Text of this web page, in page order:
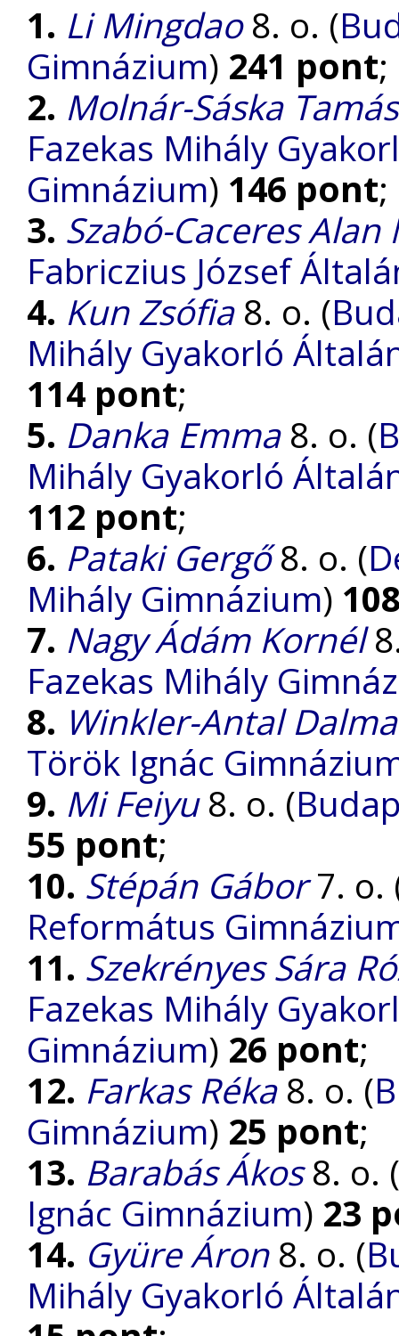
1. Li Mingdao8. o. (
Gimnázium) 241 pont;
2. Molnár-Sáska Tamás
Fazekas Mihály
Gimnázium) 146 pont;
3. Szabó-Caceres
Fabriczius József
4. Kun Zsófia8. o. (
Mihály Gyakorló
114 pont;
5. Danka Emma8. o. (
Mihály Gyakorló
112 pont;
6. Pataki Gergő8. o. (
Mihály Gimnázium)
7. Nagy Ádám Kornél
Fazekas Mihály
8. Winkler-Antal Dalma
Török Ignác
9. Mi Feiyu8. o. (
55 pont;
10. Stépán Gábor7. o.
Református
11. Szekrényes Sára
Fazekas Mihály
Gimnázium) 26 pont;
12. Farkas Réka8. o. (
Gimnázium) 25 pont;
13. Barabás Ákos8. o. (
Ignác Gimnázium) 23
14. Gyüre Áron8. o. (
Mihály Gyakorló